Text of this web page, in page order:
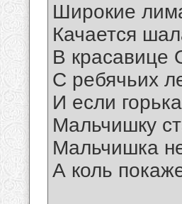
Широкие
Качается
В красавице
С ребячьих
И если
Мальчишку
Мальчишка
А коль